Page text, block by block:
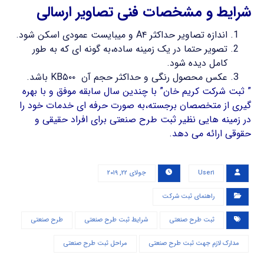
شرایط و مشخصات فنی تصاویر ارسالی
اندازه تصاویر حداکثر A۴ و میبایست عمودی اسکن شود.
تصویر حتما در یک زمینه ساده،به گونه ای که به طور
کامل دیده شود.
عکس محصول رنگی و حداکثر حجم آن KB۵۰۰ باشد.
” ثبت شرکت کریم خان” با چندین سال سابقه موفق و با بهره
گیری از متخصصان برجسته،به صورت حرفه ای خدمات خود را
در زمینه هایی نظیر ثبت طرح صنعتی برای افراد حقیقی و
حقوقی ارائه می دهد.
User۱ جولای ۲۲, ۲۰۱۹
راهنمای ثبت شرکت
ثبت طرح صنعتی شرایط ثبت طرح صنعتی طرح صنعتی
مدارک لازم جهت ثبت طرح صنعتی مراحل ثبت طرح صنعتی